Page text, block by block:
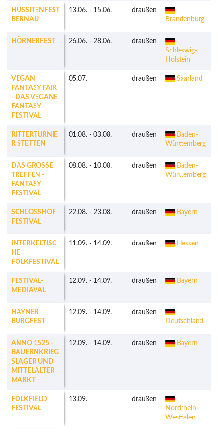
HUSSITENFEST
BERNAU
13.06. - 15.06.
draußen
Brandenburg
HÖRNERFEST 26.06. - 28.06.
draußen
Schleswig-
Holstein
VEGAN
FANTASY FAIR
- DAS VEGANE
FANTASY
FESTIVAL
05.07. draußen Saarland
RITTERTURNIE
R STETTEN
01.08. - 03.08. draußen
Baden-
Württemberg
DAS GROSSE
TREFFEN -
FANTASY
FESTIVAL
08.08. - 10.08. draußen
Baden-
Württemberg
SCHLOSSHOF
FESTIVAL
22.08. - 23.08. draußen Bayern
INTERKELTISC
HE
FOLKFESTIVAL
11.09. - 14.09. draußen Hessen
FESTIVAL-
MEDIAVAL
12.09. - 14.09. draußen Bayern
HAYNER
BURGFEST
12.09. - 14.09.
draußen
Deutschland
ANNO 1525 -
BAUERNKRIEG
SLAGER UND
MITTELALTER
MARKT
12.09. - 14.09. draußen Bayern
FOLKFIELD
FESTIVAL
13.09.
draußen
Nordrhein-
Westfalen